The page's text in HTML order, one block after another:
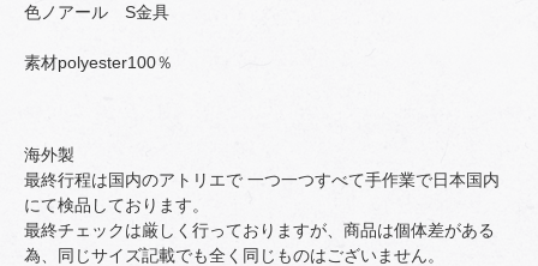
色ノアール S金具
素材polyester100％
海外製
最終行程は国内のアトリエで 一つ一つすべて手作業で日本国内
にて検品しております。
最終チェックは厳しく行っておりますが、商品は個体差がある
為、同じサイズ記載でも全く同じものはございません。